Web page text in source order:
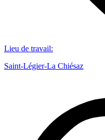
Lieu de travail:
Saint-Légier-La Chiésaz